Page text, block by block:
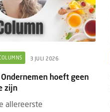
3 JULI 2026
hoeft geen
zijn
allereerste